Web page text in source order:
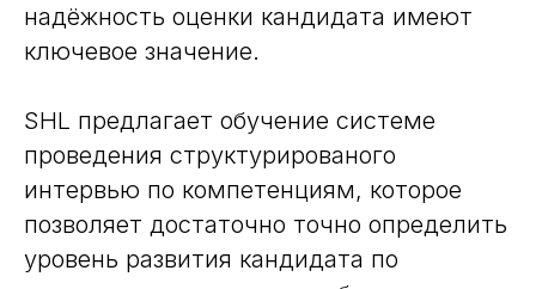
надёжность оценки кандидата имеют
ключевое значение.
SHL предлагает обучение системе
проведения структурированого
интервью по компетенциям, которое
позволяет достаточно точно определить
уровень развития кандидата по